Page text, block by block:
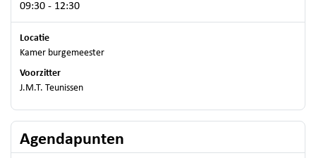
09:30 - 12:30
Locatie
Kamer burgemeester
Voorzitter
J.M.T. Teunissen
Agendapunten